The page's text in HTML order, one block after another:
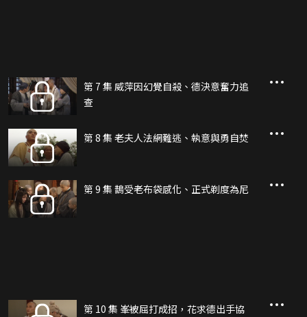
第 7 集 威萍因幻覺自殺、德決意奮力追
查
第 8 集 老夫人法網難逃、執意與勇自焚
第 9 集 鵲受老布袋感化、正式剃度為尼
第 10 集 峯被屈打成招，花求德出手協